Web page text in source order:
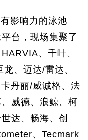
影响力的泳池
台，现场集聚了
、千叶、
、迈达/雷达、
丹丽/威诚格、法
威德、浪鲸、柯
达、畅海、创
、Tecmark